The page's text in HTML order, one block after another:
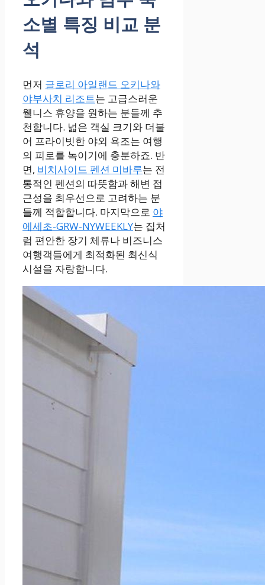
소별 특징 비교 분
석
먼저 글로리 아일랜드 오키나와
야부사치 리조트는 고급스러운
웰니스 휴양을 원하는 분들께 추
천합니다. 넓은 객실 크기와 더불
어 프라이빗한 야외 욕조는 여행
의 피로를 녹이기에 충분하죠. 반
면, 비치사이드 펜션 미바루는 전
통적인 펜션의 따뜻함과 해변 접
근성을 최우선으로 고려하는 분
들께 적합합니다. 마지막으로 야
에세초-GRW-NYWEEKLY는 집처
럼 편안한 장기 체류나 비즈니스
여행객들에게 최적화된 최신식
시설을 자랑합니다.